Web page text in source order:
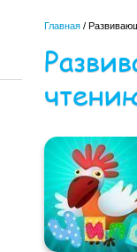
Главная /